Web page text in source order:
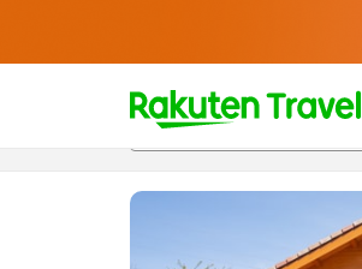
t
p
a
개요객실 & 숙박 상품이용 후기